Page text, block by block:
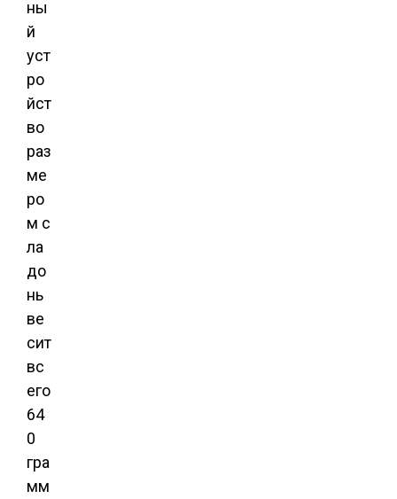
ны
й
уст
ро
йст
во
раз
ме
ро
м с
ла
до
нь
ве
сит
вс
его
64
0
гра
мм